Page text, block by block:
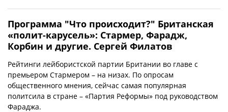
Программа "Что происходит?" Британская
«полит-карусель»: Стармер, Фарадж,
Корбин и другие. Сергей Филатов
Рейтинги лейбористской партии Британии во главе с
премьером Стармером – на низах. По опросам
общественного мнения, сейчас самая популярная
политсила в стране – «Партия Реформы» под руководством
Фараджа.